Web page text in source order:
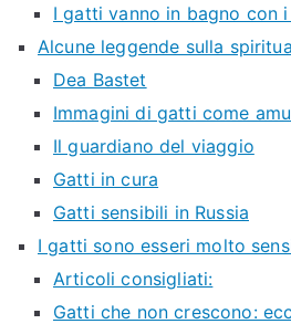
I gatti vanno in bagno con
Alcune leggende sulla
Dea Bastet
Immagini di gatti come
Il guardiano del viaggio
Gatti in cura
Gatti sensibili in Russia
I gatti sono esseri molto
Articoli consigliati:
Gatti che non crescono: